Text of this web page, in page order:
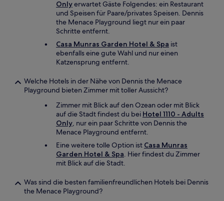
Onlyerwartet Gäste Folgendes: ein Restaurant
und Speisen für Paare/privates Speisen. Dennis
the Menace Playground liegt nur ein paar
Schritte entfernt.
Casa Munras Garden Hotel & Spa ist
ebenfalls eine gute Wahl und nur einen
Katzensprung entfernt.
Welche Hotels in der Nähe von Dennis the Menace
Playground bieten Zimmer mit toller Aussicht?
Zimmer mit Blick auf den Ozean oder mit Blick
auf die Stadt findest du bei Hotel 1110 - Adults
Only, nur ein paar Schritte von Dennis the
Menace Playground entfernt.
Eine weitere tolle Option ist Casa Munras
Garden Hotel & Spa. Hier findest du Zimmer
mit Blick auf die Stadt.
Was sind die besten familienfreundlichen Hotels bei Dennis
the Menace Playground?